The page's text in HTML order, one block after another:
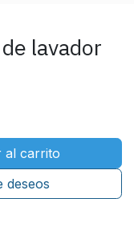
lavador
al carrito
deseos